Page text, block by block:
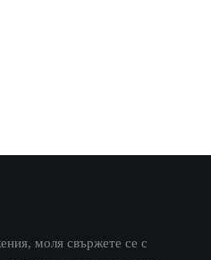
моля свържете се с